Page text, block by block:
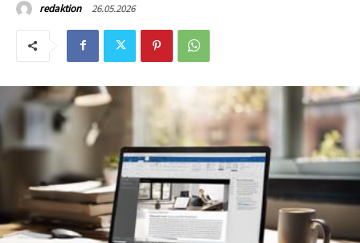
redaktion 26.05.2026